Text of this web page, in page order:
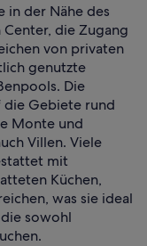
in der Nähe des
Center, die Zugang
von privaten
genutzte
Die
die Gebiete rund
Monte und
Villen. Viele
mit
Küchen,
was sie ideal
sowohl